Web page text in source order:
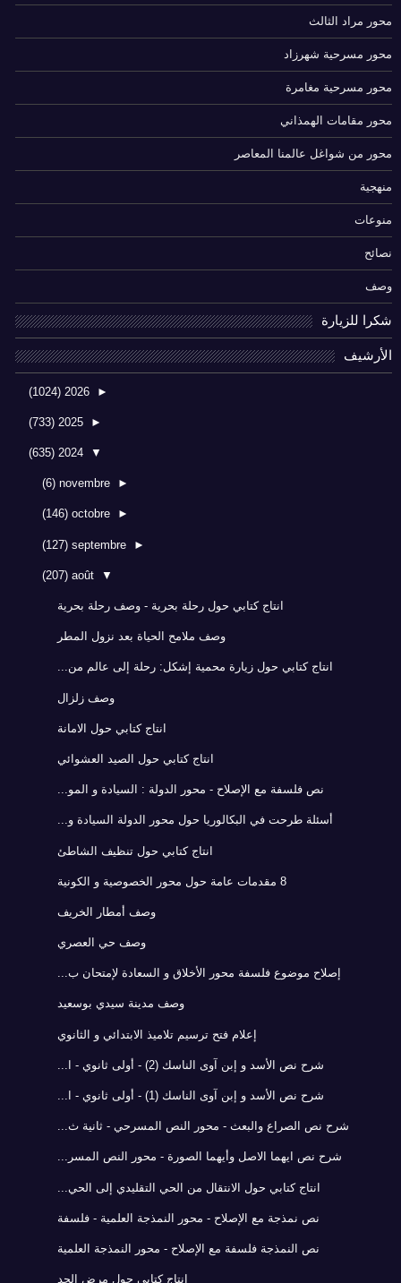
محور مراد الثالث
محور مسرحية شهرزاد
محور مسرحية مغامرة
محور مقامات الهمذاني
محور من شواغل عالمنا المعاصر
منهجية
منوعات
نصائح
وصف
شكرا للزيارة
الأرشيف
►
2026
(1024)
►
2025
(733)
▼
2024
(635)
►
novembre
(6)
►
octobre
(146)
►
septembre
(127)
▼
août
(207)
انتاج كتابي حول رحلة بحرية - وصف رحلة بحرية
وصف ملامح الحياة بعد نزول المطر
انتاج كتابي حول زيارة محمية إشكل: رحلة إلى عالم من...
وصف زلزال
انتاج كتابي حول الامانة
انتاج كتابي حول الصيد العشوائي
نص فلسفة مع الإصلاح - محور الدولة : السيادة و المو...
أسئلة طرحت في البكالوريا حول محور الدولة السيادة و...
انتاج كتابي حول تنظيف الشاطئ
8 مقدمات عامة حول محور الخصوصية و الكونية
وصف أمطار الخريف
وصف حي العصري
إصلاح موضوع فلسفة محور الأخلاق و السعادة لإمتحان ب...
وصف مدينة سيدي بوسعيد
إعلام فتح ترسيم تلاميذ الابتدائي و الثانوي
شرح نص الأسد و إبن آوى الناسك (2) - أولى ثانوي - ا...
شرح نص الأسد و إبن آوى الناسك (1) - أولى ثانوي - ا...
شرح نص الصراع والبعث - محور النص المسرحي - ثانية ث...
شرح نص ايهما الاصل وأيهما الصورة - محور النص المسر...
انتاج كتابي حول الانتقال من الحي التقليدي إلى الحي...
نص نمذجة مع الإصلاح - محور النمذجة العلمية - فلسفة
نص النمذجة فلسفة مع الإصلاح - محور النمذجة العلمية
انتاج كتابي حول مرض الجد